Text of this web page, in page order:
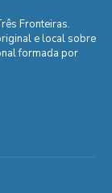
Fronteiras.
e local sobre
formada por